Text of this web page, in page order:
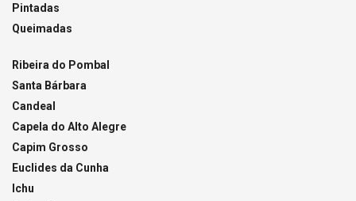
Pintadas
Queimadas
Ribeira do Pombal
Santa Bárbara
Candeal
Capela do Alto Alegre
Capim Grosso
Euclides da Cunha
Ichu